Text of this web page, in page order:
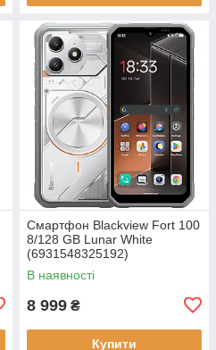
Смартфон Blackview Fort 100
8/128 GB Lunar White
(6931548325192)
В наявності
8 999 ₴
Купити